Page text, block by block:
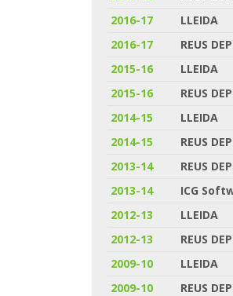
2016-17
LLEIDA
2016-17
REUS
2015-16
LLEIDA
2015-16
REUS
2014-15
LLEIDA
2014-15
REUS
2013-14
REUS
2013-14
ICG
2012-13
LLEIDA
2012-13
REUS
2009-10
LLEIDA
2009-10
REUS